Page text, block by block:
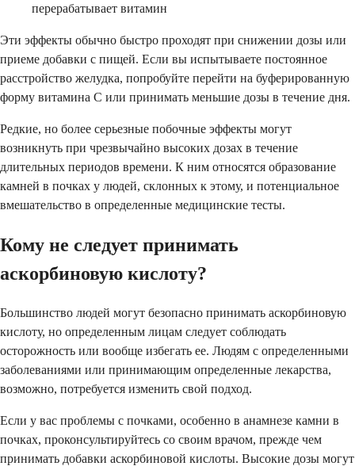
перерабатывает витамин
Эти эффекты обычно быстро проходят при снижении дозы или
приеме добавки с пищей. Если вы испытываете постоянное
расстройство желудка, попробуйте перейти на буферированную
форму витамина C или принимать меньшие дозы в течение дня.
Редкие, но более серьезные побочные эффекты могут
возникнуть при чрезвычайно высоких дозах в течение
длительных периодов времени. К ним относятся образование
камней в почках у людей, склонных к этому, и потенциальное
вмешательство в определенные медицинские тесты.
Кому не следует принимать
аскорбиновую кислоту?
Большинство людей могут безопасно принимать аскорбиновую
кислоту, но определенным лицам следует соблюдать
осторожность или вообще избегать ее. Людям с определенными
заболеваниями или принимающим определенные лекарства,
возможно, потребуется изменить свой подход.
Если у вас проблемы с почками, особенно в анамнезе камни в
почках, проконсультируйтесь со своим врачом, прежде чем
принимать добавки аскорбиновой кислоты. Высокие дозы могут